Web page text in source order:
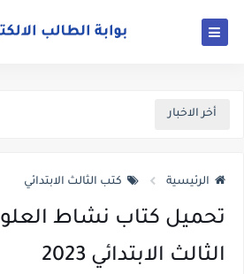
أخر الاخبار
الرئيسية كتب الثالث الابتدائي
تحميل كتاب نشاط
الثالث الابتدائي 2023